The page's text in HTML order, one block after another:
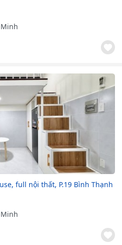
full nội thất, P.19 Bình Thạnh